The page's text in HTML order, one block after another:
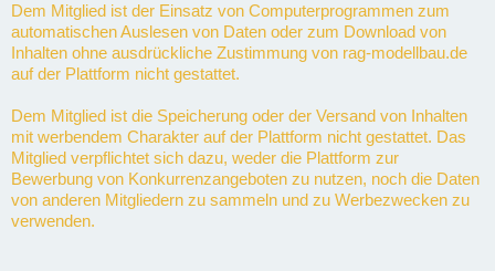
Dem Mitglied ist der Einsatz von Computerprogrammen zum
automatischen Auslesen von Daten oder zum Download von
Inhalten ohne ausdrückliche Zustimmung von rag-modellbau.de
auf der Plattform nicht gestattet.
Dem Mitglied ist die Speicherung oder der Versand von Inhalten
mit werbendem Charakter auf der Plattform nicht gestattet. Das
Mitglied verpflichtet sich dazu, weder die Plattform zur
Bewerbung von Konkurrenzangeboten zu nutzen, noch die Daten
von anderen Mitgliedern zu sammeln und zu Werbezwecken zu
verwenden.